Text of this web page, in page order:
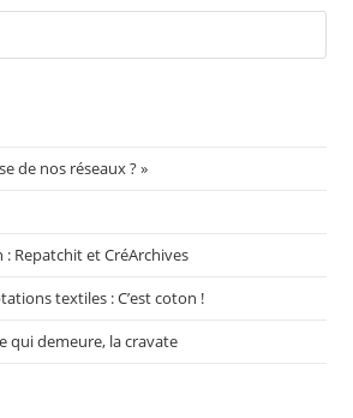
de nos réseaux ? »
Repatchit et CréArchives
textiles : C’est coton !
qui demeure, la cravate